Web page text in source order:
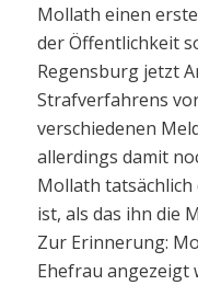
Mollath einen
der Öffentlichkeit
Regensburg jetzt
Strafverfahrens
verschiedenen
allerdings damit
Mollath
ist, als das ihn die
Zur Erinnerung:
Ehefrau angezeigt